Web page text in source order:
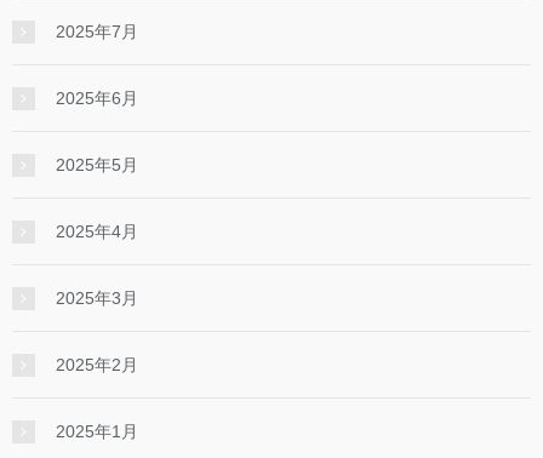
2025年7月
2025年6月
2025年5月
2025年4月
2025年3月
2025年2月
2025年1月